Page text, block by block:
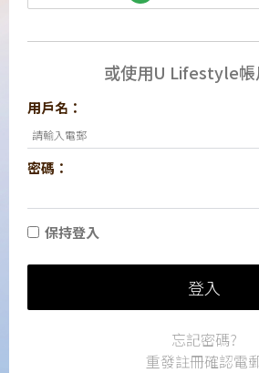
或使用U Lifestyle帳
用戶名：
密碼：
保持登入
登入
忘記密碼?
重發註冊確認電